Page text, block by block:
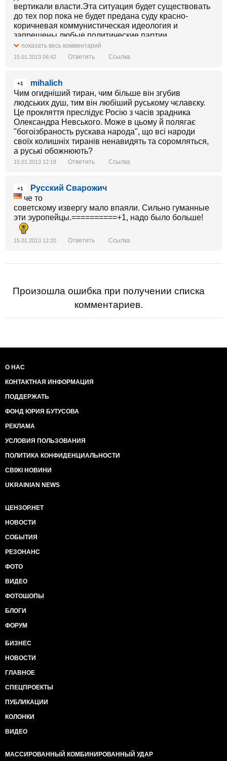
вертикали власти.Эта ситуация будет существовать
до тех пор пока не будет предана суду красно-
коричневая коммунистическая идеология и
запрешены любые политические партии
исповедующие её.
показать весь комментарий
15.01.2013 06:42 Ответить Ссылка
+1
mihalich
Чим огидніший тиран, чим більше він згубив
людських душ, тим він любіший руському чєлавєку.
Це прокляття преслідує Росію з часів зрадника
Олександра Невського. Може в цьому й полягає
"богоізбраность рускава народа", що всі народи
своїх колишніх тиранів ненавидять та соромляться,
а руські обожнюють?
15.01.2013 12:18 Ответить Ссылка
+1
Русский Сварожич
че то
советскому извергу мало впаяли. Сильно гуманные
эти эуропейцы.==========+1, надо было больше!
15.01.2013 12:20 Ответить Ссылка
Произошла ошибка при получении списка
комментариев.
О НАС
КОНТАКТНАЯ ИНФОРМАЦИЯ
ПОДДЕРЖАТЬ
ФОНД ЮРИЯ БУТУСОВА
РЕКЛАМА
УСЛОВИЯ ПОЛЬЗОВАНИЯ
ПОЛИТИКА КОНФИДЕНЦИАЛЬНОСТИ
СВІЖІ НОВИНИ
UKRAINIAN NEWS
ЦЕНЗОР.НЕТ
НОВОСТИ
СОБЫТИЯ
РЕЗОНАНС
ФОТО
ВИДЕО
ФОТОШОПЫ
БЛОГИ
ФОРУМ
БИЗНЕС
НОВОСТИ
ГЛАВНОЕ
СПЕЦПРОЕКТЫ
ПУБЛИКАЦИИ
КОЛОНКИ
ВИДЕО
МАССИРОВАННЫЙ КОМБИНИРОВАННЫЙ УДАР